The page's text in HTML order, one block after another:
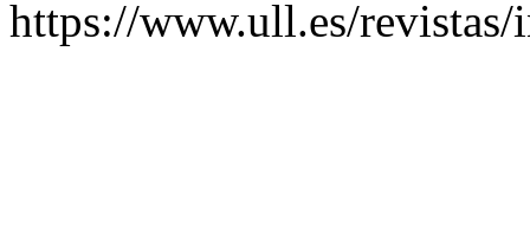
https://www.ull.es/